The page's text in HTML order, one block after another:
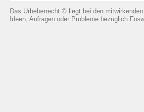
Das Urheberrecht © liegt bei den
Ideen, Anfragen oder Probleme bezüglich